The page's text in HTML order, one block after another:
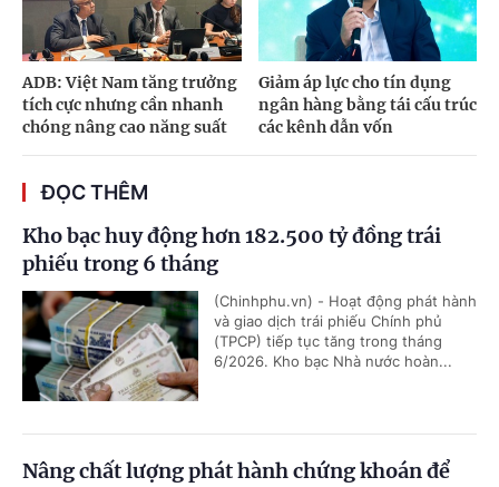
ADB: Việt Nam tăng trưởng
tích cực nhưng cần nhanh
chóng nâng cao năng suất
Giảm áp lực cho tín dụng
ngân hàng bằng tái cấu trúc
các kênh dẫn vốn
ĐỌC THÊM
Kho bạc huy động hơn 182.500 tỷ đồng trái
phiếu trong 6 tháng
(Chinhphu.vn) - Hoạt động phát hành
và giao dịch trái phiếu Chính phủ
(TPCP) tiếp tục tăng trong tháng
6/2026. Kho bạc Nhà nước hoàn...
Nâng chất lượng phát hành chứng khoán để